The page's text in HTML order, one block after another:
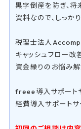
黒字倒産を防ぎ、将
資料なので、しっか
税理士法人
キャッシュフロー改
資金繰りのお悩み解
freee導入サポート
経費導入サポートサ